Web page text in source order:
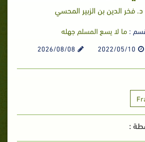
فخر الدين بن الزبير المحسي
: ما لا يسع المسلم جهله
2022/05/10
2026/08/08
: